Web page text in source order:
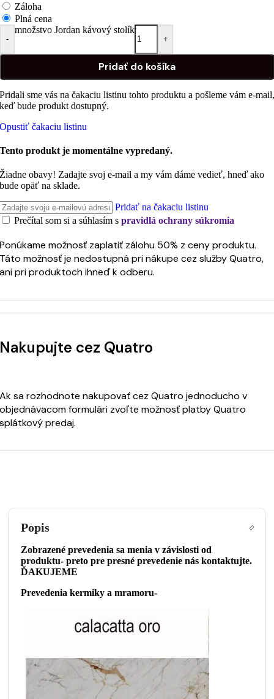
Záloha
Plná cena
-
množstvo Jordan kávový stolík
+
Pridať do košíka
Pridali sme vás na čakaciu listinu tohto produktu a pošleme vám e-mail,
keď bude produkt dostupný.
Opustiť čakaciu listinu
Tento produkt je momentálne vypredaný.
Žiadne obavy! Zadajte svoj e-mail a my vám dáme vedieť, hneď ako
bude opäť na sklade.
Pridať na čakaciu listinu
Prečítal som si a súhlasím s pravidlá ochrany súkromia
Ponúkame možnosť zaplatiť zálohu 50% z ceny produktu.
Táto možnosť je nedostupná pri nákupe cez služby Quatro,
ani pri produktoch ihneď k odberu.
Nakupujte cez Quatro
Ak sa rozhodnote nakupovať cez Quatro jednoducho v
objednávacom formulári zvoľte možnosť platby Quatro
splátkový predaj.
Popis
Zobrazené prevedenia sa menia v závislosti od
produktu- preto pre presné prevedenie nás kontaktujte.
ĎAKUJEME
Prevedenia kermiky a mramoru-